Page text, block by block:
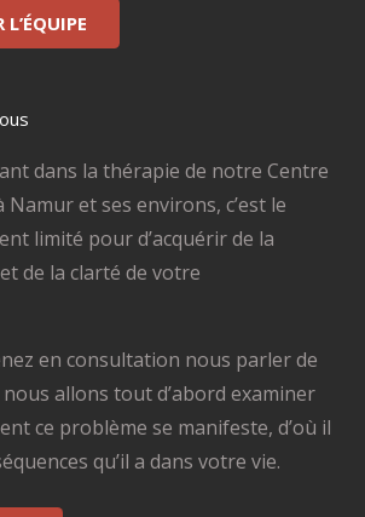
L’ÉQUIPE
dans la thérapie de notre Centre
et ses environs, c’est le
limité pour d’acquérir de la
de la clarté de votre
en consultation nous parler de
allons tout d’abord examiner
ce problème se manifeste, d’où il
qu’il a dans votre vie.